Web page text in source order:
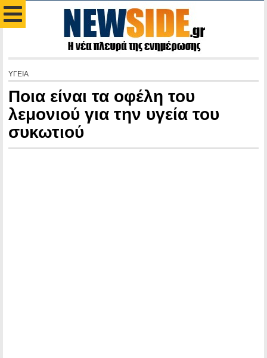
ΥΓΕΙΑ
Ποια είναι τα οφέλη του
λεμονιού για την υγεία του
συκωτιού